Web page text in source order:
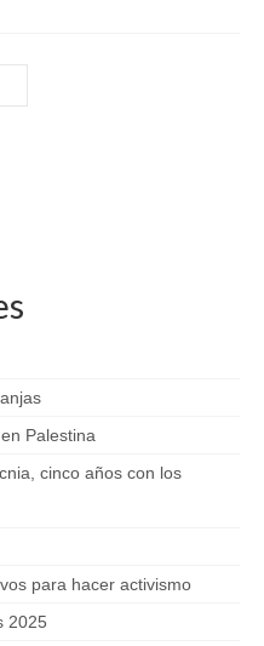
Palestina
cinco años con los
para hacer activismo
2025